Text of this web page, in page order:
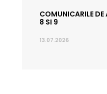
COMUNICARILE DE
8 SI 9
13.07.2026